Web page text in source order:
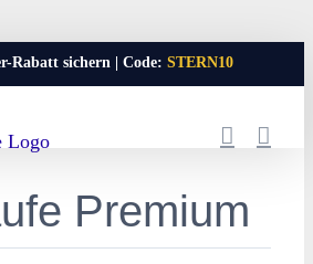
Rabatt sichern | Code: STERN10
Premium